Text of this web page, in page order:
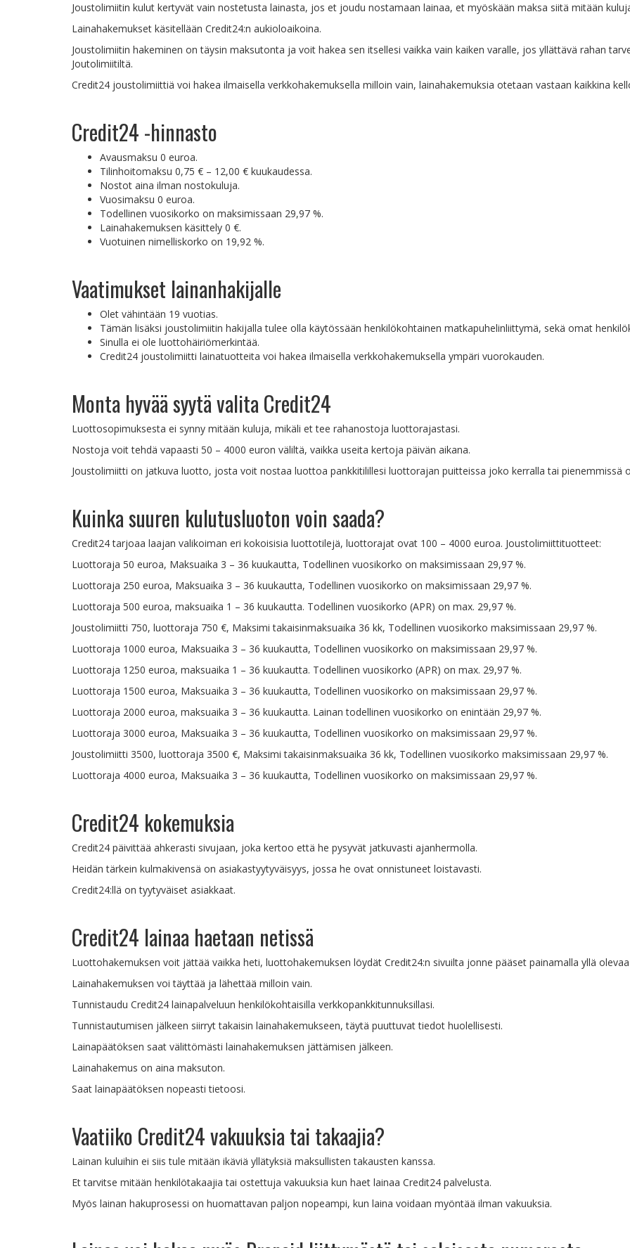
Joustolimiitin kulut kertyvät vain nostetusta lainasta, jos et joudu nostamaan lainaa, et myöskään maksa siitä mitään
Lainahakemukset käsitellään Credit24:n aukioloaikoina.
Joustolimiitin hakeminen on täysin maksutonta ja voit hakea sen itsellesi vaikka vain kaiken varalle, jos yllättävä rahan
Joutolimiitiltä.
Credit24 joustolimiittiä voi hakea ilmaisella verkkohakemuksella milloin vain, lainahakemuksia otetaan vastaan kaikkina
Credit24 -hinnasto
Avausmaksu 0 euroa.
Tilinhoitomaksu 0,75 € – 12,00 € kuukaudessa.
Nostot aina ilman nostokuluja.
Vuosimaksu 0 euroa.
Todellinen vuosikorko on maksimissaan 29,97 %.
Lainahakemuksen käsittely 0 €.
Vuotuinen nimelliskorko on 19,92 %.
Vaatimukset lainanhakijalle
Olet vähintään 19 vuotias.
Tämän lisäksi joustolimiitin hakijalla tulee olla käytössään henkilökohtainen matkapuhelinliittymä, sekä omat
Sinulla ei ole luottohäiriömerkintää.
Credit24 joustolimiitti lainatuotteita voi hakea ilmaisella verkkohakemuksella ympäri vuorokauden.
Monta hyvää syytä valita Credit24
Luottosopimuksesta ei synny mitään kuluja, mikäli et tee rahanostoja luottorajastasi.
Nostoja voit tehdä vapaasti 50 – 4000 euron väliltä, vaikka useita kertoja päivän aikana.
Joustolimiitti on jatkuva luotto, josta voit nostaa luottoa pankkitilillesi luottorajan puitteissa joko kerralla tai pienemmissä
Kuinka suuren kulutusluoton voin saada?
Credit24 tarjoaa laajan valikoiman eri kokoisisia luottotilejä, luottorajat ovat 100 – 4000 euroa. Joustolimiittituotteet:
Luottoraja 50 euroa, Maksuaika 3 – 36 kuukautta, Todellinen vuosikorko on maksimissaan 29,97 %.
Luottoraja 250 euroa, Maksuaika 3 – 36 kuukautta, Todellinen vuosikorko on maksimissaan 29,97 %.
Luottoraja 500 euroa, maksuaika 1 – 36 kuukautta. Todellinen vuosikorko (APR) on max. 29,97 %.
Joustolimiitti 750, luottoraja 750 €, Maksimi takaisinmaksuaika 36 kk, Todellinen vuosikorko maksimissaan 29,97 %.
Luottoraja 1000 euroa, Maksuaika 3 – 36 kuukautta, Todellinen vuosikorko on maksimissaan 29,97 %.
Luottoraja 1250 euroa, maksuaika 1 – 36 kuukautta. Todellinen vuosikorko (APR) on max. 29,97 %.
Luottoraja 1500 euroa, Maksuaika 3 – 36 kuukautta, Todellinen vuosikorko on maksimissaan 29,97 %.
Luottoraja 2000 euroa, maksuaika 3 – 36 kuukautta. Lainan todellinen vuosikorko on enintään 29,97 %.
Luottoraja 3000 euroa, Maksuaika 3 – 36 kuukautta, Todellinen vuosikorko on maksimissaan 29,97 %.
Joustolimiitti 3500, luottoraja 3500 €, Maksimi takaisinmaksuaika 36 kk, Todellinen vuosikorko maksimissaan 29,97 %.
Luottoraja 4000 euroa, Maksuaika 3 – 36 kuukautta, Todellinen vuosikorko on maksimissaan 29,97 %.
Credit24 kokemuksia
Credit24 päivittää ahkerasti sivujaan, joka kertoo että he pysyvät jatkuvasti ajanhermolla.
Heidän tärkein kulmakivensä on asiakastyytyväisyys, jossa he ovat onnistuneet loistavasti.
Credit24:llä on tyytyväiset asiakkaat.
Credit24 lainaa haetaan netissä
Luottohakemuksen voit jättää vaikka heti, luottohakemuksen löydät Credit24:n sivuilta jonne pääset painamalla yllä
Lainahakemuksen voi täyttää ja lähettää milloin vain.
Tunnistaudu Credit24 lainapalveluun henkilökohtaisilla verkkopankkitunnuksillasi.
Tunnistautumisen jälkeen siirryt takaisin lainahakemukseen, täytä puuttuvat tiedot huolellisesti.
Lainapäätöksen saat välittömästi lainahakemuksen jättämisen jälkeen.
Lainahakemus on aina maksuton.
Saat lainapäätöksen nopeasti tietoosi.
Vaatiiko Credit24 vakuuksia tai takaajia?
Lainan kuluihin ei siis tule mitään ikäviä yllätyksiä maksullisten takausten kanssa.
Et tarvitse mitään henkilötakaajia tai ostettuja vakuuksia kun haet lainaa Credit24 palvelusta.
Myös lainan hakuprosessi on huomattavan paljon nopeampi, kun laina voidaan myöntää ilman vakuuksia.